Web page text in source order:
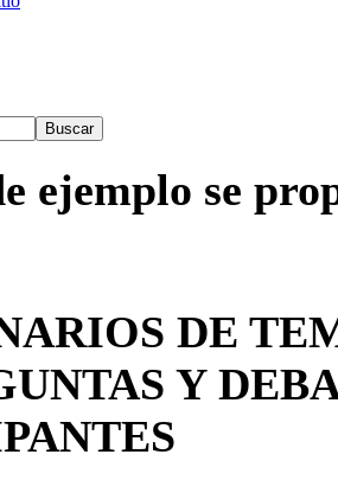
ejemplo se
DE
Y